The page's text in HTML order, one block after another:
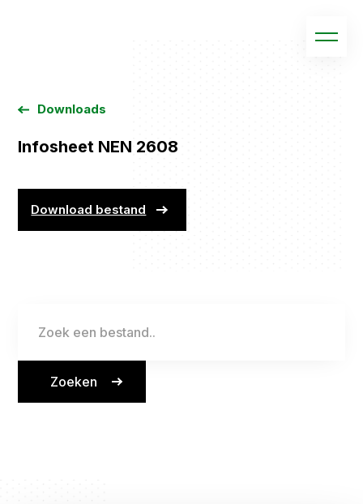
Downloads
Infosheet NEN 2608
Download bestand